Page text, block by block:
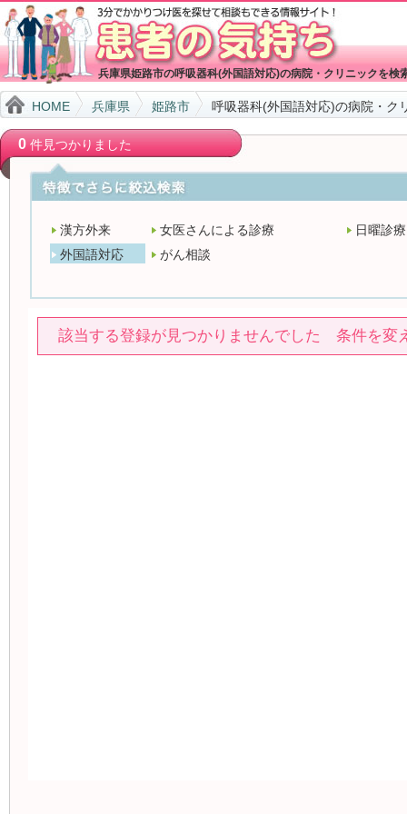
兵庫県姫路市の呼吸器科(外国語対応)の病院・クリニックを検
HOME 兵庫県 姫路市 呼吸器科(外国語対応)の病院・ク
0件見つかりました
漢方外来 女医さんによる診療
日曜診療
外国語対応
がん相談
該当する登録が見つかりませんでした 条件を